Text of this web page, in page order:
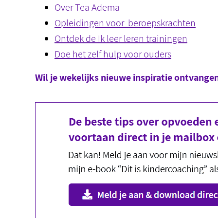
Over Tea Adema
Opleidingen voor beroepskrachten
Ontdek de Ik leer leren trainingen
Doe het zelf hulp voor ouders
Wil je wekelijks nieuwe inspiratie